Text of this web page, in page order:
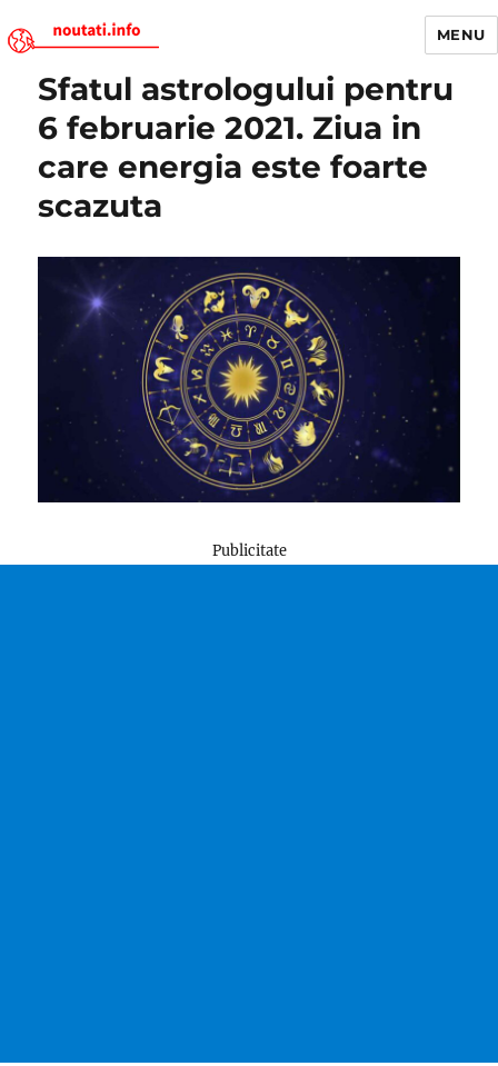
Noutati.Info
MENU
Sfatul astrologului pentru
6 februarie 2021. Ziua in
care energia este foarte
scazuta
Publicitate